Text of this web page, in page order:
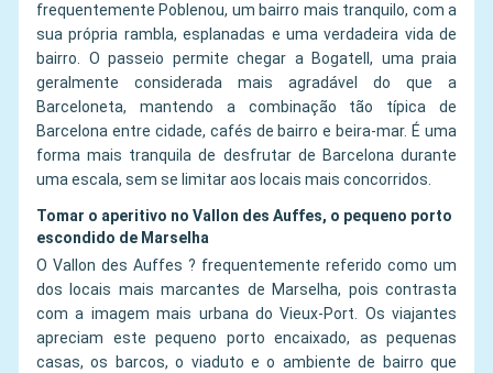
frequentemente Poblenou, um bairro mais tranquilo, com a
sua própria rambla, esplanadas e uma verdadeira vida de
bairro. O passeio permite chegar a Bogatell, uma praia
geralmente considerada mais agradável do que a
Barceloneta, mantendo a combinação tão típica de
Barcelona entre cidade, cafés de bairro e beira-mar. É uma
forma mais tranquila de desfrutar de Barcelona durante
uma escala, sem se limitar aos locais mais concorridos.
Tomar o aperitivo no Vallon des Auffes, o pequeno porto
escondido de Marselha
O Vallon des Auffes ? frequentemente referido como um
dos locais mais marcantes de Marselha, pois contrasta
com a imagem mais urbana do Vieux-Port. Os viajantes
apreciam este pequeno porto encaixado, as pequenas
casas, os barcos, o viaduto e o ambiente de bairro que